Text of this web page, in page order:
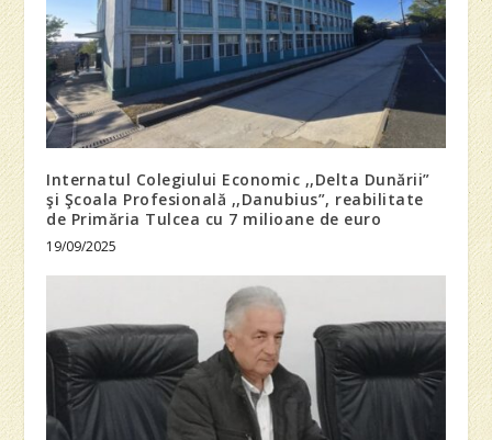
Internatul Colegiului Economic ,,Delta Dunării”
şi Şcoala Profesională ,,Danubius”, reabilitate
de Primăria Tulcea cu 7 milioane de euro
19/09/2025